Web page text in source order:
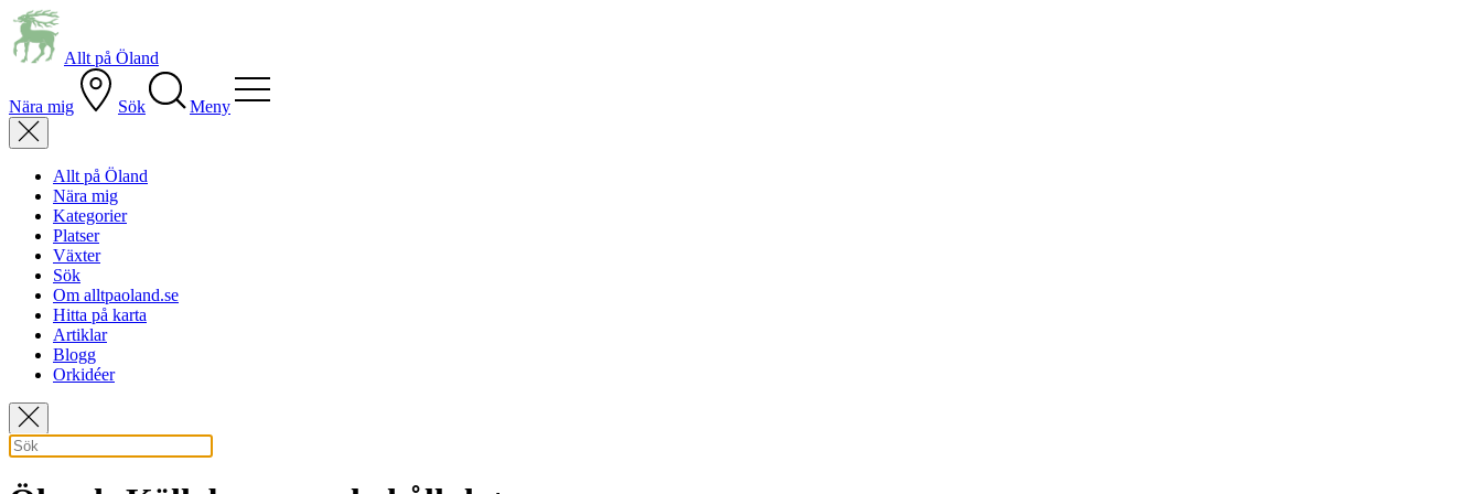
Allt på Öland
Nära mig Sök Meny
Allt på Öland
Nära mig
Kategorier
Platser
Växter
Sök
Om alltpaoland.se
Hitta på karta
Artiklar
Blogg
Orkidéer